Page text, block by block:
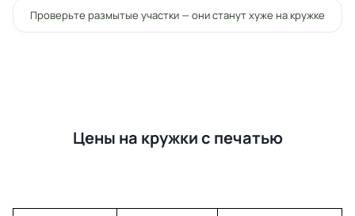
Проверьте размытые участки — они станут хуже на кружке
Цены на кружки с печатью